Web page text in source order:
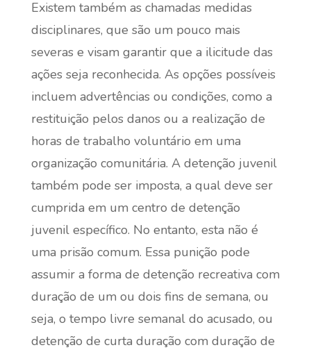
Existem também as chamadas medidas
disciplinares, que são um pouco mais
severas e visam garantir que a ilicitude das
ações seja reconhecida. As opções possíveis
incluem advertências ou condições, como a
restituição pelos danos ou a realização de
horas de trabalho voluntário em uma
organização comunitária. A detenção juvenil
também pode ser imposta, a qual deve ser
cumprida em um centro de detenção
juvenil específico. No entanto, esta não é
uma prisão comum. Essa punição pode
assumir a forma de detenção recreativa com
duração de um ou dois fins de semana, ou
seja, o tempo livre semanal do acusado, ou
detenção de curta duração com duração de